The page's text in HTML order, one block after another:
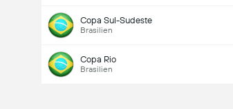
Copa Sul-Sudeste
Brasilien
Copa Rio
Brasilien